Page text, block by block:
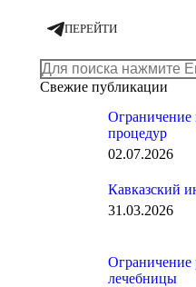
ПЕРЕЙТИ
Поиск:
Свежие публикации
Ограничение
процедур
02.07.2026
Кавказский
31.03.2026
Ограничение
лечебницы